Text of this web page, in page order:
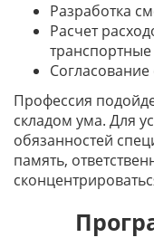
Разработка
Расчет
Профессия
складом ума. Для
обязанностей
память,